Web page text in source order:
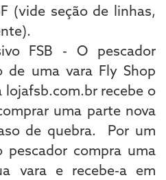
(vide seção de linhas,
FSB - O pescador
de uma vara Fly Shop
lojafsb.com.br recebe o
uma parte nova
de quebra. Por um
compra uma
vara e recebe-a em